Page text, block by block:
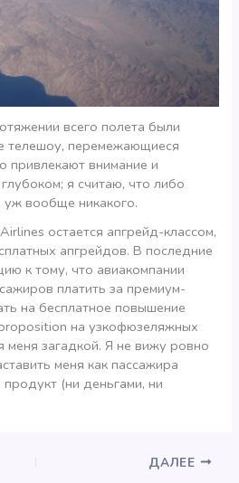
всего полета были
телешоу, перемежающиеся
привлекают внимание и
я считаю, что либо
уж вообще никакого.
остается апгрейд-классом,
апгрейдов. В последние
к тому, что авиакомпании
платить за премиум-
на бесплатное повышение
на узкофюзеляжных
меня загадкой. Я не вижу ровно
меня как пассажира
(ни деньгами, ни
ДАЛЕЕ